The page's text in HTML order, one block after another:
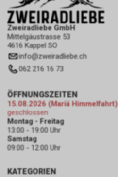
Zweiradliebe GmbH
Mittelgäustrasse 53
4616 Kappel SO
info@zweiradliebe.ch
062 216 16 73
KATEGORIEN
ÖFFNUNGSZEITEN
15.08.2026 (Mariä Himmelfahrt)
geschlossen
Montag - Freitag
13:00 - 19:00 Uhr
Samstag
09:00 - 12:00 Uhr